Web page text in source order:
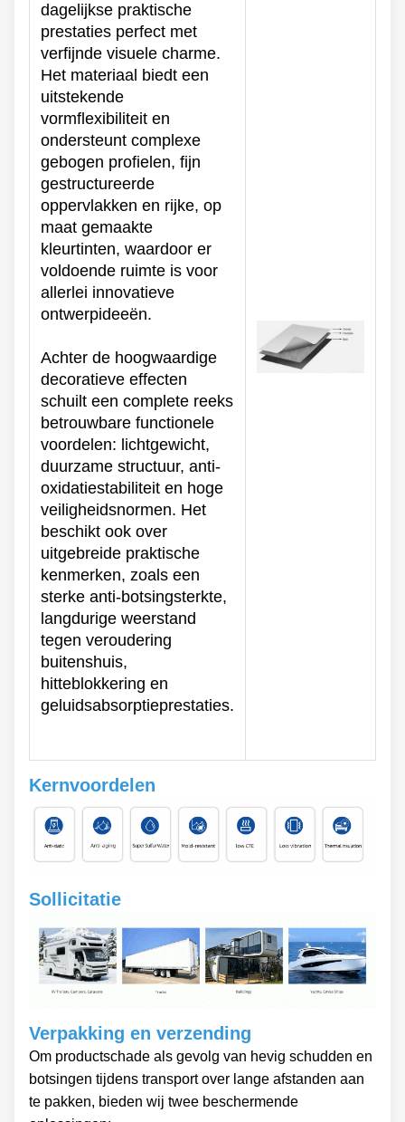
dagelijkse praktische
prestaties perfect met
verfijnde visuele charme.
Het materiaal biedt een
uitstekende
vormflexibiliteit en
ondersteunt complexe
gebogen profielen, fijn
gestructureerde
oppervlakken en rijke, op
maat gemaakte
kleurtinten, waardoor er
voldoende ruimte is voor
allerlei innovatieve
ontwerpideeën.
Achter de hoogwaardige
decoratieve effecten
schuilt een complete reeks
betrouwbare functionele
voordelen: lichtgewicht,
duurzame structuur, anti-
oxidatiestabiliteit en hoge
veiligheidsnormen. Het
beschikt ook over
uitgebreide praktische
kenmerken, zoals een
sterke anti-botsingsterkte,
langdurige weerstand
tegen veroudering
buitenshuis,
hitteblokkering en
geluidsabsorptieprestaties.
Kernvoordelen
Sollicitatie
Verpakking en verzending
Om productschade als gevolg van hevig schudden en
botsingen tijdens transport over lange afstanden aan
te pakken, bieden wij twee beschermende